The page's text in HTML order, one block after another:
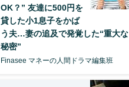
OK？” 友達に500円を
貸した小1息子をかば
う夫…妻の追及で発覚した“重大な
秘密”
Finasee マネーの人間ドラマ編集班